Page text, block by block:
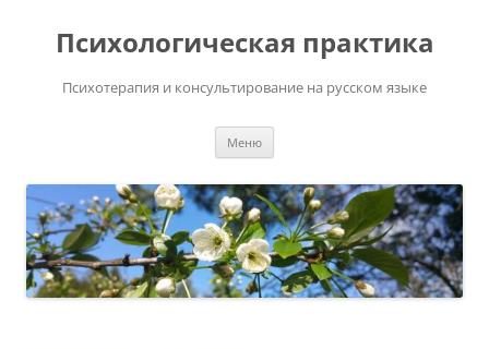
содержимому
Психологическая практика
Психотерапия и консультирование на русском языке
Меню